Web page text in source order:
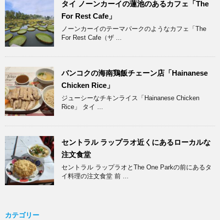
タイ ノーンカーイの蓮池のあるカフェ「The
For Rest Cafe」
ノーンカーイのテーマパークのようなカフェ「The
For Rest Cafe（ザ ...
バンコクの海南鶏飯チェーン店「Hainanese
Chicken Rice」
ジューシーなチキンライス「Hainanese Chicken
Rice」 タイ ...
セントラル ラップラオ近くにあるローカルな
注文食堂
セントラル ラップラオとThe One Parkの前にあるタ
イ料理の注文食堂 前 ...
カテゴリー